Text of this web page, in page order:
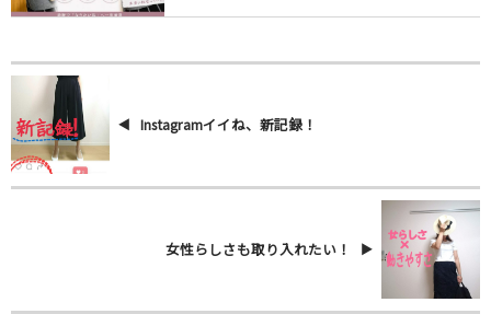
Instagramイイね、新記録！
女性らしさも取り入れたい！